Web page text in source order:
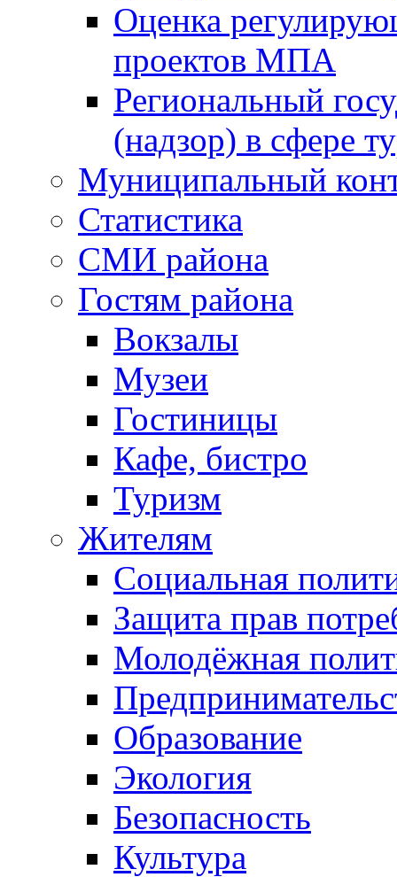
Оценка
проектов МПА
Региональный
(надзор) в сфере
Муниципальный
Статистика
СМИ района
Гостям района
Вокзалы
Музеи
Гостиницы
Кафе, бистро
Туризм
Жителям
Социальная
Защита прав
Молодёжная
Образование
Экология
Безопасность
Культура